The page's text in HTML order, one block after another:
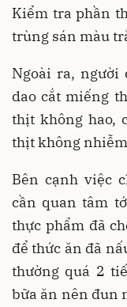
Kiểm tra phần
trùng sán màu
Ngoài ra, người
dao cắt miếng
thịt không hao,
thịt không
Bên cạnh việc
cần quan tâm
thực phẩm đã
để thức ăn đã
thường quá 2
bữa ăn nên đun